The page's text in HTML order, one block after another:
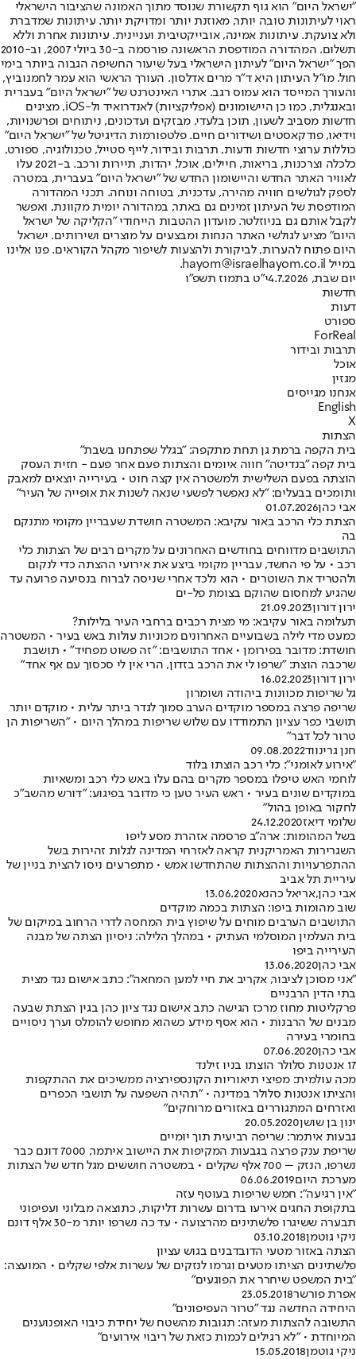
"ישראל היום" הוא גוף תקשורת שנוסד מתוך האמונה שהציבור הישראלי
ראוי לעיתונות טובה יותר, מאוזנת יותר ומדויקת יותר. עיתונות שמדברת
ולא צועקת. עיתונות אמינה, אובייקטיבית ועניינית. עיתונות אחרת וללא
תשלום. המהדורה המודפסת הראשונה פורסמה ב-30 ביולי 2007, וב-2010
הפך "ישראל היום" לעיתון הישראלי בעל שיעור החשיפה הגבוה ביותר בימי
חול. מו"ל העיתון היא ד"ר מרים אדלסון. העורך הראשי הוא עמר לחמנוביץ,
והעורך המייסד הוא עמוס רגב. אתרי האינטרנט של "ישראל היום" בעברית
ובאנגלית, כמו כן היישומונים (אפליקציות) לאנדרואיד ול-iOS, מציגים
חדשות מסביב לשעון, תוכן בלעדי, מבזקים ועדכונים, ניתוחים ופרשנויות,
וידיאו, פודקאסטים ושידורים חיים. פלטפורמות הדיגיטל של "ישראל היום"
כוללות ערוצי חדשות ודעות, תרבות ובידור, לייף סטייל, טכנולוגיה, ספורט,
כלכלה וצרכנות, בריאות, חיילים, אוכל, יהדות, תיירות ורכב. ב-2021 עלו
לאוויר האתר החדש והיישומון החדש של "ישראל היום" בעברית, במטרה
לספק לגולשים חוויה מהירה, עדכנית, בטוחה ונוחה. תכני המהדורה
המודפסת של העיתון זמינים גם באתר, במהדורה יומית מקוונת, ואפשר
לקבל אותם גם בניוזלטר. מועדון ההטבות הייחודי "הקליקה של ישראל
היום" מציע לגולשי האתר הנחות ומבצעים על מוצרים ושירותים. ישראל
היום פתוח להערות, לביקורת ולהצעות לשיפור מקהל הקוראים. פנו אלינו
במייל hayom@israelhayom.co.il.
יום שבת, 4.7.2026
י"ט בתמוז תשפ"ו
חדשות
דעות
ספורט
ForReal
תרבות ובידור
אוכל
מגזין
אנחנו מגייסים
English
X
הצתות
בית הקפה ברמת גן תחת מתקפה: "בגלל שפתחנו בשבת"
בית קפה "בנדיטה" חווה איומים והצתות פעם אחר פעם - חזית העסק
הוצתה בפעם השלישית ולמשטרה אין קצה חוט • בעירייה יוצאים למאבק
ותומכים בבעלים: "לא נאפשר לפשעי שנאה לשנות את אופייה של העיר"
אבי כהן01.07.2026
הצתת כלי הרכב באור עקיבא: המשטרה חושדת שעבריין מקומי מתנקם
בה
התושבים מדווחים בחודשים האחרונים על מקרים רבים של הצתות כלי
רכב • על פי החשד, עבריין מקומי ביצע את אירועי ההצתה כדי לנקום
ולהטריד את השוטרים • הוא נלכד אחרי שניסה לברוח בנסיעה פרועה עד
שהגיע למחסום שהוקם בצומת פל-ים
ירון דורון21.09.2023
תעלומה באור עקיבא: מי מצית רכבים ברחבי העיר בלילות?
כמעט מדי לילה בשבועיים האחרונים מכוניות עולות באש בעיר • המשטרה
חושדת: מדובר בפירומן • אחד התושבים: "זה פשוט מפחיד" • תושבת
שרכבה הוצת: "שרפו לי את הרכב בזדון, הרי אין לי סכסוך עם אף אחד"
ירון דורון16.02.2023
גל שריפות מכוונות ביהודה ושומרון
שריפה פרצה במספר מוקדים הערב סמוך לגדר ביתר עלית • מוקדם יותר
תושבי כפר עציון התמודדו עם שלוש שריפות במהלך היום • "השריפות הן
טרור לכל דבר"
חנן גרינווד09.08.2022
"אירוע לאומני": כלי רכב הוצתו בלוד
לוחמי האש טיפלו במספר מקרים בהם עלו באש כלי רכב ומשאיות
במוקדים שונים בעיר • ראש העיר טען כי מדובר בפיגוע: "דורש מהשב"כ
לחקור באופן בהול"
שלומי דיאז24.12.2020
בשל המהומות: ארה"ב פרסמה אזהרת מסע ליפו
השגרירות האמריקנית קראה לאזרחי המדינה לגלות זהירות בשל
ההתפרעויות וההצתות שהתחדשו אמש • מתפרעים ניסו להצית בניין של
עיריית תל אביב
אבי כהן,אריאל כהנא13.06.2020
שוב מהומות ביפו: הצתות בכמה מוקדים
התושבים הערבים מוחים על שיפוץ בית המחסה לדרי הרחוב במיקום של
בית העלמין המוסלמי העתיק • במהלך הלילה: ניסיון הצתה של מבנה
העירייה ביפו
אבי כהן13.06.2020
"אני מסוכן לציבור, אקריב את חיי למען המחאה": כתב אישום נגד מצית
בתי הדין הרבניים
פרקליטות מחוז מרכז הגישה כתב אישום נגד ציון כהן בגין הצתת שבעה
מבנים של הרבנות • הוא אסף מידע כשהוא מחופש להומלס וערך ניסויים
בחומרי בעירה
אבי כהן07.06.2020
17 אנטנות סלולר הוצתו בניו זילנד
מכה עולמית: מפיצי תיאוריות הקונספירציה ממשיכים את ההתקפות
והציתו אנטנות סלולר במדינה • ״תהיה השפעה על תושבי הכפרים
ואזרחים המתגוררים באזורים מרוחקים״
ינון בן שושן20.05.2020
גבעות איתמר: שריפה רביעית תוך יומיים
שריפת ענק פרצה בגבעות המקיפות את היישוב איתמר, 7000 דונם כבר
נשרפו, הנזק – 700 אלף שקלים • במשטרה חוששים מגל חדש של הצתות
מערכת היום06.06.2019
"אין רגיעה": חמש שריפות בעוטף עזה
בתקופת החגים אירעו בדרום עשרות דליקות, כתוצאה מבלוני ועפיפוני
תבערה ששיגרו פלשתינים מהרצועה • עד כה נשרפו יותר מ-30 אלף דונם
ניקי גוטמן03.10.2018
הצתה באזור מטעי הדובדבנים בגוש עציון
פלשתינים הציתו מטעים וגרמו לנזקים של עשרות אלפי שקלים • המועצה:
"בית המשפט שיחרר את הפוגעים"
אפרת פורשר23.05.2018
היחידה החדשה נגד "טרור העפיפונים"
התשובה להצתות מעזה: תגובות מהשטח של יחידת כיבוי האופנוענים
המיוחדת • "לא רגילים לכמות כזאת של ריבוי אירועים"
ניקי גוטמן15.05.2018